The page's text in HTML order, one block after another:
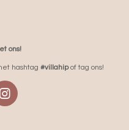
ons!
hashtag #villahipof tag ons!
I
N